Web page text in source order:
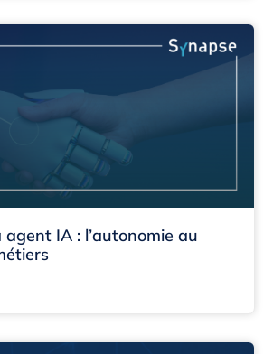
IA : l’autonomie au